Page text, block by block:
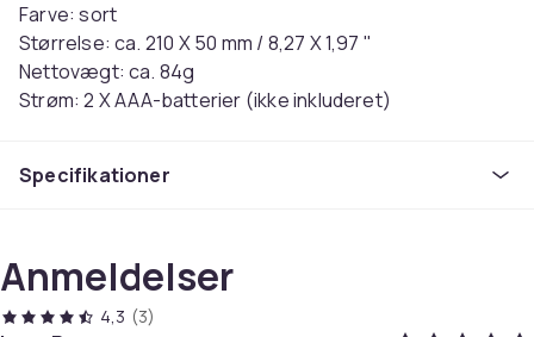
Farve: sort
Størrelse: ca. 210 X 50 mm / 8,27 X 1,97 "
Nettovægt: ca. 84g
Strøm: 2 X AAA-batterier (ikke inkluderet)
7628030 / EUR-7629030.EUR-7635040, EUR-
N2QAYB000047, N2QAHB000068, N2QAHB00073,
N2QAJB000109, N2QAJB000161, N2QAJB00124,
Specifikationer
Anmeldelser
4,3 (3)